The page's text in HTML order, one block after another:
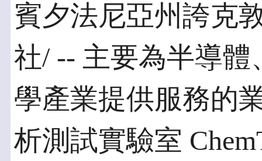
賓夕法尼亞州誇克
社/ -- 主要為半導
學產業提供服務的
析測試實驗室